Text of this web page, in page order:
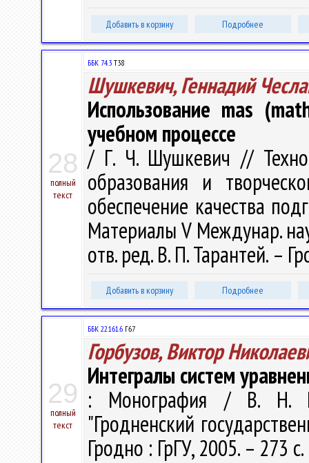
Добавить в корзину Подробнее
28
полный
текст
ББК 74.3 Т38
Шушкевич, Геннадий
Использование mas
учебном процессе
/ Г. Ч. Шушкевич //
образования и
обеспечение качества
Материалы V Междунар.
отв. ред. В. П. Тарантей. –
Добавить в корзину Подробнее
29
полный
текст
ББК 22.161.6 Г67
Горбузов, Виктор
Интегралы систем
: Монография / В. Н.
"Гродненский
Гродно : ГрГУ, 2005. – 273